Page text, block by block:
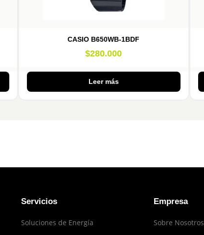
CASIO B650WB-1BDF
$280.000
Leer más
Servicios
Soluciones de Energía
Empresa
Sobre Nosotros